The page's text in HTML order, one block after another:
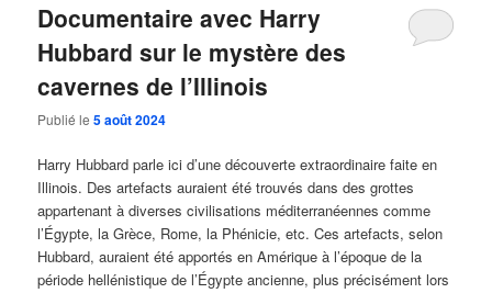
Documentaire avec Harry
Hubbard sur le mystère des
cavernes de l’Illinois
Publié le5 août 2024
Harry Hubbard parle ici d’une découverte extraordinaire faite en
Illinois. Des artefacts auraient été trouvés dans des grottes
appartenant à diverses civilisations méditerranéennes comme
l’Égypte, la Grèce, Rome, la Phénicie, etc. Ces artefacts, selon
Hubbard, auraient été apportés en Amérique à l’époque de la
période hellénistique de l’Égypte ancienne, plus précisément lors